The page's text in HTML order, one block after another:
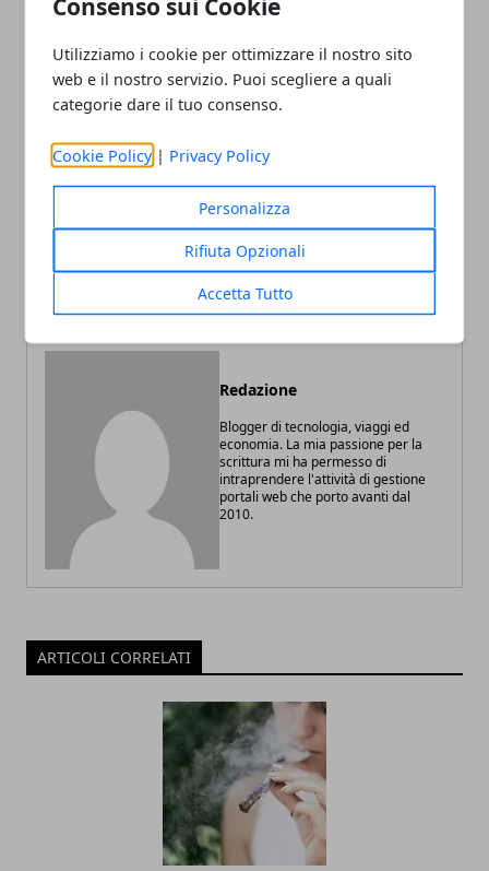
Utilizziamo i cookie per ottimizzare il nostro sito
web e il nostro servizio. Puoi scegliere a quali
categorie dare il tuo consenso.
Cookie Policy | Privacy Policy
Personalizza
Rifiuta Opzionali
Accetta Tutto
Facebook
TwitterWhatsapp
Come parlare in pubblico:
strategie e consigli da
seguire
Imballaggi per ortofrutta:
un settore in continua
crescita
Redazione
Blogger di tecnologia, viaggi ed
economia. La mia passione per la
scrittura mi ha permesso di
intraprendere l'attività di gestione
portali web che porto avanti dal
2010.
ARTICOLI CORRELATI